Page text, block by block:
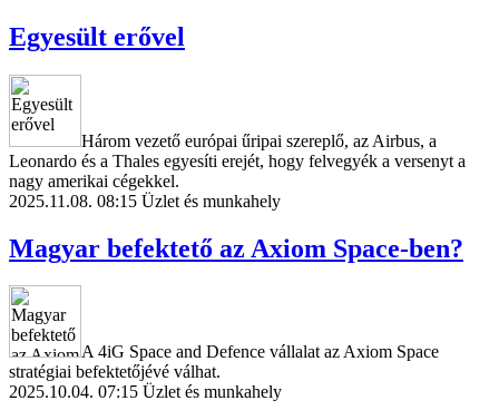
Egyesült erővel
Három vezető európai űripai szereplő, az Airbus, a
Leonardo és a Thales egyesíti erejét, hogy felvegyék a versenyt a
nagy amerikai cégekkel.
2025.11.08. 08:15 Üzlet és munkahely
Magyar befektető az Axiom Space-ben?
A 4iG Space and Defence vállalat az Axiom Space
stratégiai befektetőjévé válhat.
2025.10.04. 07:15 Üzlet és munkahely